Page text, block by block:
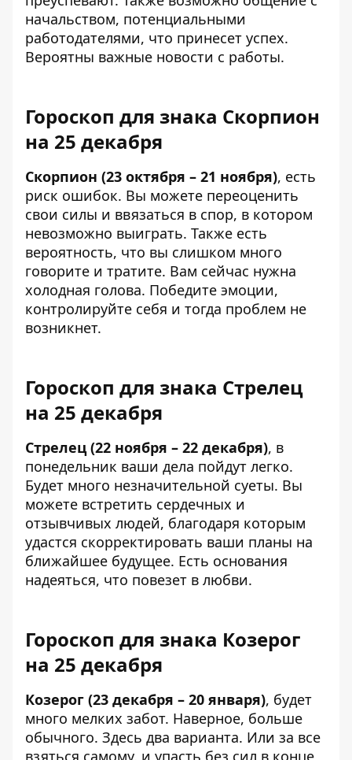
начальством, потенциальными
работодателями, что принесет успех.
Вероятны важные новости с работы.
Гороскоп для знака Скорпион
на 25 декабря
Скорпион (23 октября – 21 ноября), есть
риск ошибок. Вы можете переоценить
свои силы и ввязаться в спор, в котором
невозможно выиграть. Также есть
вероятность, что вы слишком много
говорите и тратите. Вам сейчас нужна
холодная голова. Победите эмоции,
контролируйте себя и тогда проблем не
возникнет.
Гороскоп для знака Стрелец
на 25 декабря
Стрелец (22 ноября – 22 декабря), в
понедельник ваши дела пойдут легко.
Будет много незначительной суеты. Вы
можете встретить сердечных и
отзывчивых людей, благодаря которым
удастся скорректировать ваши планы на
ближайшее будущее. Есть основания
надеяться, что повезет в любви.
Гороскоп для знака Козерог
на 25 декабря
Козерог (23 декабря – 20 января), будет
много мелких забот. Наверное, больше
обычного. Здесь два варианта. Или за все
взяться самому, и упасть без сил в конце